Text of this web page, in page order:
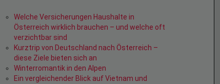
Welche Versicherungen Haushalte in
Österreich wirklich brauchen – und welche oft
verzichtbar sind
Kurztrip von Deutschland nach Österreich –
diese Ziele bieten sich an
Winterromantik in den Alpen
Ein vergleichender Blick auf Vietnam und